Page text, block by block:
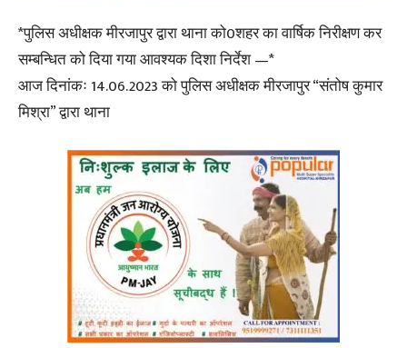
*पुलिस अधीक्षक मीरजापुर द्वारा थाना को0शहर का वार्षिक निरीक्षण कर
सम्बन्धित को दिया गया आवश्यक दिशा निर्देश —*
आज दिनांकः 14.06.2023 को पुलिस अधीक्षक मीरजापुर “संतोष कुमार
मिश्रा” द्वारा थाना